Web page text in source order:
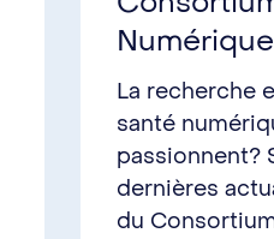
Numérique
La recherche
santé
passionnent?
dernières
du